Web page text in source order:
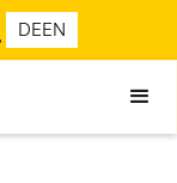
DEEN